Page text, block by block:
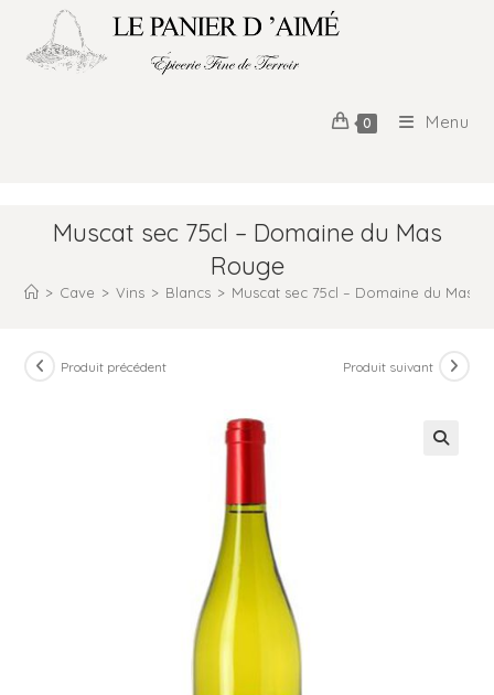
0 Menu
Muscat sec 75cl – Domaine du Mas
Rouge
> Cave > Vins > Blancs > Muscat sec 75cl – Domaine du Mas
Produit précédent Produit suivant